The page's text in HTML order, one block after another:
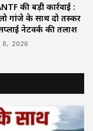
की बड़ी कार्रवाई :
गांजे के साथ दो तस्कर
नेटवर्क की तलाश
2026